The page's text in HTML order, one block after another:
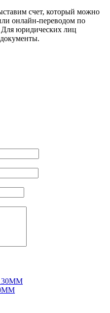
счет, который можно
онлайн-переводом по
Для юридических лиц